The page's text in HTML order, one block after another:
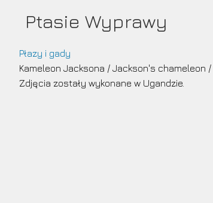
Ptasie Wyprawy
Płazy i gady
Kameleon Jacksona / Jackson's chameleon /
Zdjęcia zostały wykonane w Ugandzie.